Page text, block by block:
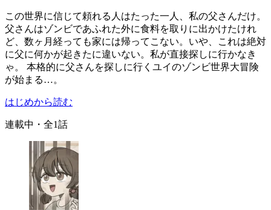
この世界に信じて頼れる人はたった一人、私の父さんだけ。
父さんはゾンビであふれた外に食料を取りに出かけたけれ
ど、数ヶ月経っても家には帰ってこない。いや、これは絶対
に父に何かが起きたに違いない。私が直接探しに行かなき
ゃ。 本格的に父さんを探しに行くユイのゾンビ世界大冒険
が始まる…。
はじめから読む
連載中 ・全1話